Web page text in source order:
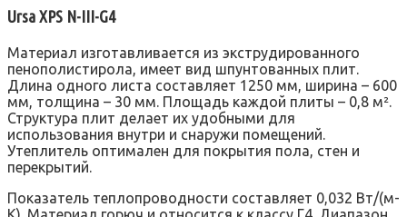
Ursa XPS N-III-G4
Материал изготавливается из экструдированного
пенополистирола, имеет вид шпунтованных плит.
Длина одного листа составляет 1250 мм, ширина – 600
мм, толщина – 30 мм. Площадь каждой плиты – 0,8 м².
Структура плит делает их удобными для
использования внутри и снаружи помещений.
Утеплитель оптимален для покрытия пола, стен и
перекрытий.
Показатель теплопроводности составляет 0,032 Вт/(м-